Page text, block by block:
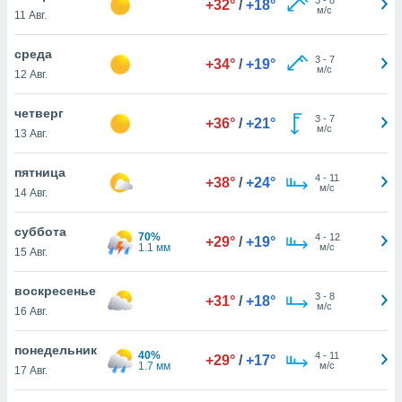
действия
рекламу
нашей
cookie
cookie
в
нашего
11 Авг.
+32° / +18°
м/с
среда
12 Авг.
+34° / +19° 3- 7
м/с
четверг
13 Авг.
+36° / +21° 3- 7
м/с
пятница
14 Авг.
+38° / +24° 4- 11
м/с
суббота
15 Авг.
70%
1.1 мм
+29° / +19° 4- 12
м/с
воскресенье
16 Авг.
+31° / +18° 3- 8
м/с
понедельник
17 Авг.
40%
1.7 мм
+29° / +17° 4- 11
м/с